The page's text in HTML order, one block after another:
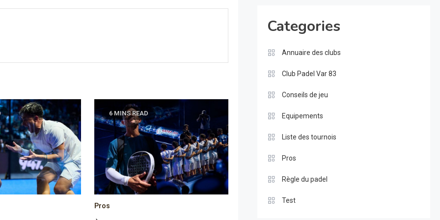
6 MINS READ
Pros
Categories
Annuaire des clubs
Club Padel Var 83
Conseils de jeu
Equipements
Liste des tournois
Pros
Règle du padel
Test